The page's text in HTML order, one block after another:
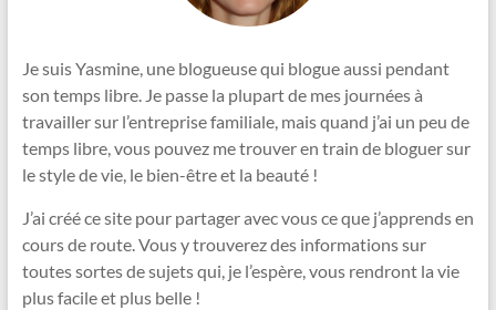
Je suis Yasmine, une blogueuse qui blogue aussi pendant
son temps libre. Je passe la plupart de mes journées à
travailler sur l’entreprise familiale, mais quand j’ai un peu de
temps libre, vous pouvez me trouver en train de bloguer sur
le style de vie, le bien-être et la beauté !
J’ai créé ce site pour partager avec vous ce que j’apprends en
cours de route. Vous y trouverez des informations sur
toutes sortes de sujets qui, je l’espère, vous rendront la vie
plus facile et plus belle !